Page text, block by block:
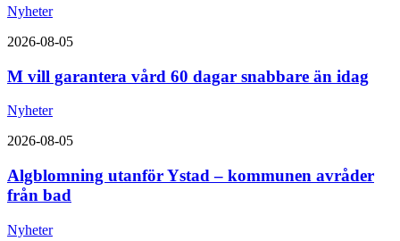
Nyheter
2026-08-05
M vill garantera vård 60 dagar snabbare än idag
Nyheter
2026-08-05
Algblomning utanför Ystad – kommunen avråder
från bad
Nyheter